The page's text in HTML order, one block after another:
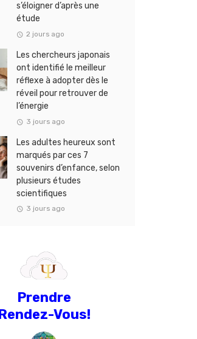
s’éloigner d’après une
étude
2 jours ago
Les chercheurs japonais
ont identifié le meilleur
réflexe à adopter dès le
réveil pour retrouver de
l’énergie
3 jours ago
Les adultes heureux sont
marqués par ces 7
souvenirs d’enfance, selon
plusieurs études
scientifiques
3 jours ago
Prendre
Rendez-Vous!